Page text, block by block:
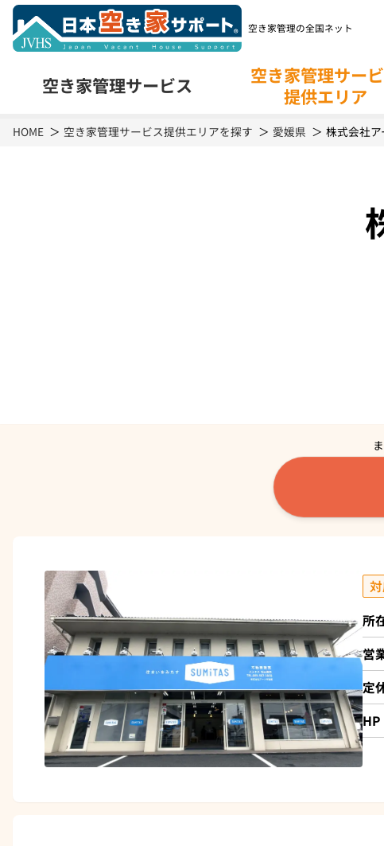
空き家管理の全国ネット
空き家管理サービス
空き家管理サー
提供エリア
HOME 空き家管理サービス提供エリアを探す 愛媛県 株式会社
所
営
定
HP